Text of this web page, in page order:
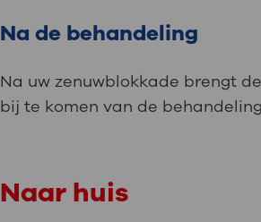
Na de behandeling
Na uw zenuwblokkade brengt
bij te komen van de
Naar huis